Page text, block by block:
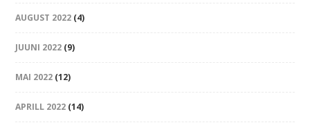
AUGUST 2022 (4)
JUUNI 2022 (9)
MAI 2022 (12)
APRILL 2022 (14)